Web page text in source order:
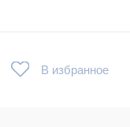
В избранное